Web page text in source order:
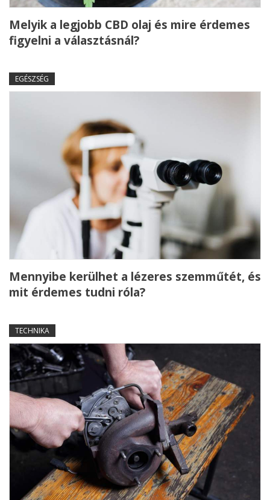
Melyik a legjobb CBD olaj és mire érdemes
figyelni a választásnál?
EGÉSZSÉG
Mennyibe kerülhet a lézeres szemműtét, és
mit érdemes tudni róla?
TECHNIKA